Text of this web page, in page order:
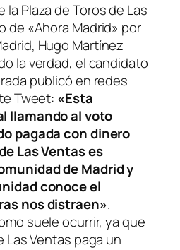
la Plaza de Toros de Las
de «Ahora Madrid» por
Hugo Martínez
la verdad, el candidato
publicó en redes
Tweet: «Esta
llamando al voto
pagada con dinero
Las Ventas es
de Madrid y
conoce el
nos distraen».
suele ocurrir, ya que
Las Ventas paga un